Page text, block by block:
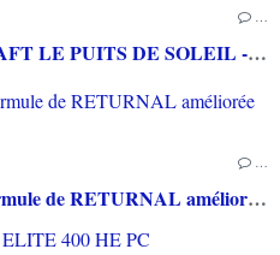
…
[REVUE MANGA] WARCRAFT LE PUITS DE SOLEIL - La chasse au dragon chez Mana Books
…
[TEST] SAROS PS5 : Une formule de RETURNAL améliorée et interessante